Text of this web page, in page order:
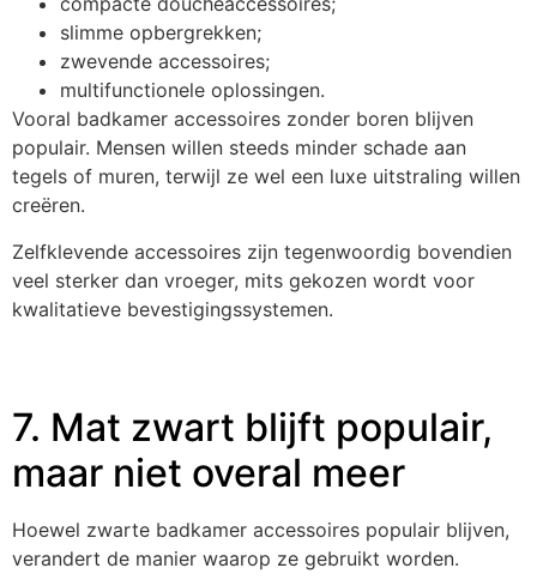
slimme opbergrekken;
zwevende accessoires;
multifunctionele oplossingen.
Vooral badkamer accessoires zonder boren blijven
populair. Mensen willen steeds minder schade aan
tegels of muren, terwijl ze wel een luxe uitstraling willen
creëren.
Zelfklevende accessoires zijn tegenwoordig bovendien
veel sterker dan vroeger, mits gekozen wordt voor
kwalitatieve bevestigingssystemen.
7. Mat zwart blijft populair,
maar niet overal meer
Hoewel zwarte badkamer accessoires populair blijven,
verandert de manier waarop ze gebruikt worden.